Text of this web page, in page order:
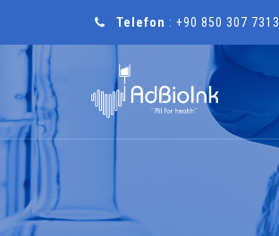
Telefon : +90 850 307 7313